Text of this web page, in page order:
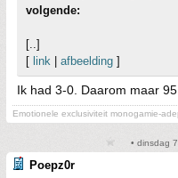
volgende:
[..]
[ link afbeelding ]
Ik had 3-0. Daarom maar 95
Emotionele exclusiviteit monogamie-
• dinsdag
Poepz0r